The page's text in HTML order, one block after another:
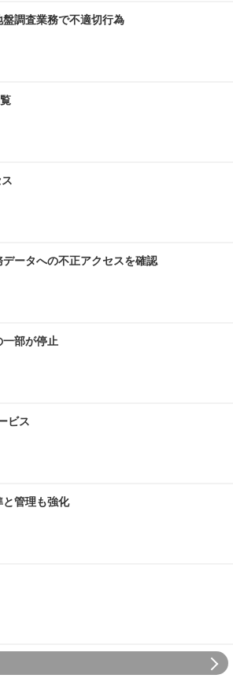
調査業務で不適切行為
ータへの不正アクセスを確認
部が停止
ビス
管理も強化